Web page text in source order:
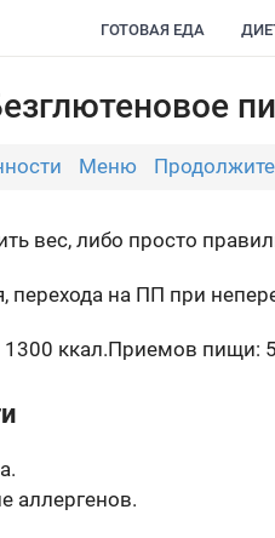
ГОТОВАЯ ЕДА
Меню
вес, либо просто
перехода на ПП при
ккал.Приемов пищи:
аллергенов.